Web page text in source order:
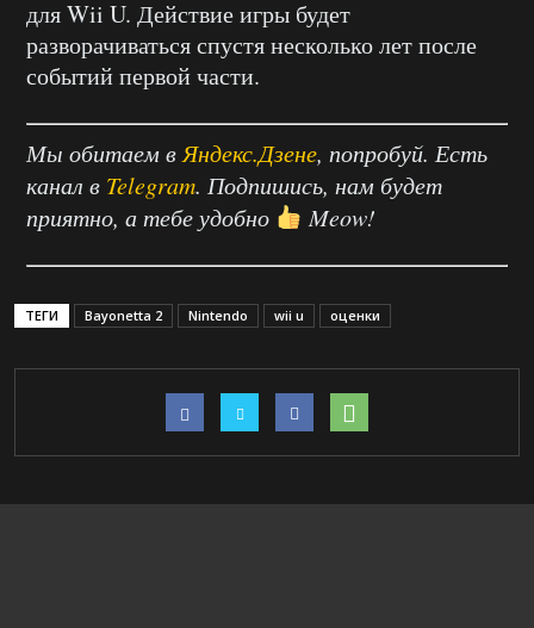
для Wii U. Действие игры будет
разворачиваться спустя несколько лет после
событий первой части.
Мы обитаем вЯндекс.Дзене, попробуй. Есть
канал в Telegram. Подпишись, нам будет
приятно, а тебе удобно
Meow!
ТЕГИ Bayonetta 2 Nintendo wii u оценки